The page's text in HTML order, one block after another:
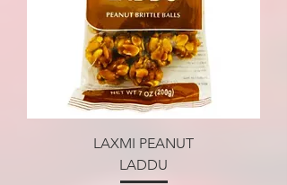
LAXMI PEANUT
LADDU